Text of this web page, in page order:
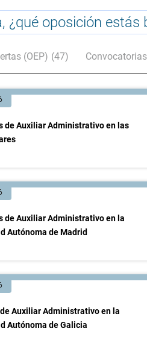
(OEP) (47) Convocatorias
de Auxiliar Administrativo en las
de Auxiliar Administrativo en la
Autónoma de Madrid
Auxiliar Administrativo en la
Autónoma de Galicia